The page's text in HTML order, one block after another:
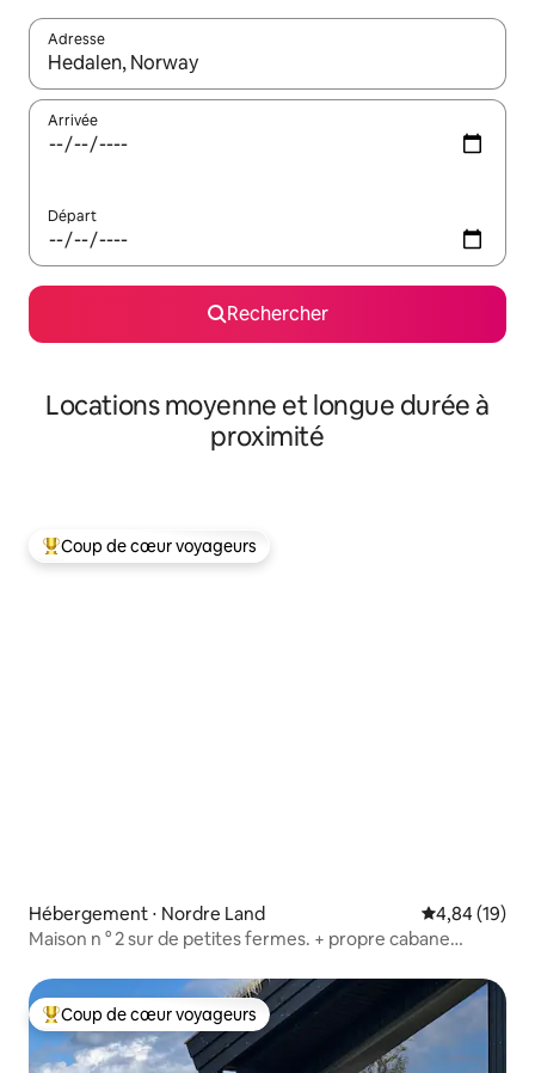
Adresse
Lorsque les résultats s'affichent, utilisez les flèches vers le
Arrivée
Départ
Rechercher
Locations moyenne et longue durée à
proximité
Coups de cœur voyageurs les plus appréciés
Coup de cœur voyageurs
Hébergement ⋅ Nordre Land Évaluation
4,84 (19)
Maison n ° 2 sur de petites fermes. + propre cabane
Coups de cœur voyageurs les plus appréciés
Coup de cœur voyageurs